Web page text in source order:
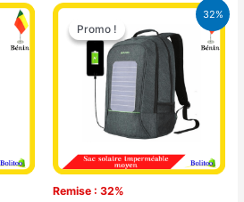
32%
Promo !
Remise : 32%
Promo !
Le
prix
initial
était :
32.500 CFA.
Le
prix
actuel
est :